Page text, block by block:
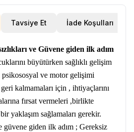
Tavsiye Et İade Koşulları
ve Güvene giden ilk adım
büyütürken sağlıklı gelişim
ve motor gelişimi
geri kalmamaları için , ihtiyaçlarını
fırsat vermeleri ,birlikte
yaklaşım sağlamaları gerekir.
güvene giden ilk adım ; Gereksiz